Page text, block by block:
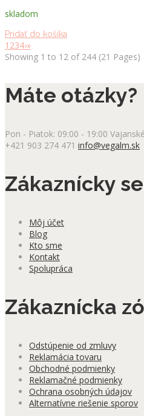
skladom
Pridať do košíka
1 234›»
Showing 1 to 12 of 244 (21 Pages)
Máte otázky?
Pon - Piatok: 09:00 - 19:00
+421 903 274 471 info@vegalm.sk
Zákaznícky
Môj účet
Blog
Kto sme
Kontakt
Spolupráca
Zákaznícka
Odstúpenie od zmluvy
Reklamácia tovaru
Obchodné podmienky
Reklamačné podmienky
Ochrana osobných údajov
Alternatívne riešenie sporov